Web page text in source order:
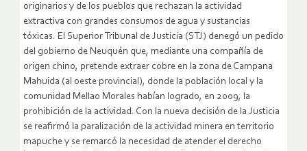
originarios y de los pueblos que rechazan la actividad
extractiva con grandes consumos de agua y sustancias
tóxicas. El Superior Tribunal de Justicia (STJ) denegó un pedido
del gobierno de Neuquén que, mediante una compañía de
origen chino, pretende extraer cobre en la zona de Campana
Mahuida (al oeste provincial), donde la población local y la
comunidad Mellao Morales habían logrado, en 2009, la
prohibición de la actividad. Con la nueva decisión de la Justicia
se reafirmó la paralización de la actividad minera en territorio
mapuche y se remarcó la necesidad de atender el derecho